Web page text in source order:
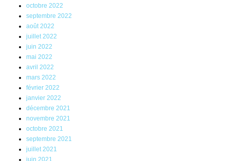
octobre 2022
septembre 2022
août 2022
juillet 2022
juin 2022
mai 2022
avril 2022
mars 2022
février 2022
janvier 2022
décembre 2021
novembre 2021
octobre 2021
septembre 2021
juillet 2021
juin 2021